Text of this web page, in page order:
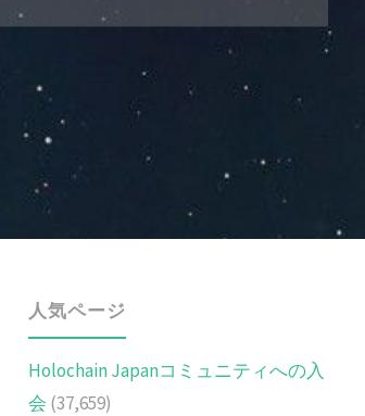
人気ページ
Holochain Japanコミュニティへの入
会 (37,659)